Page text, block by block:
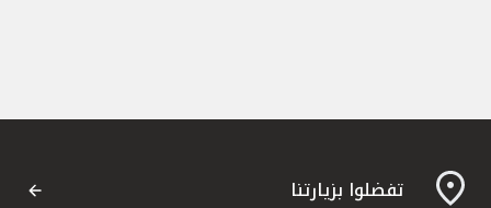
تفضلوا بزيارتنا